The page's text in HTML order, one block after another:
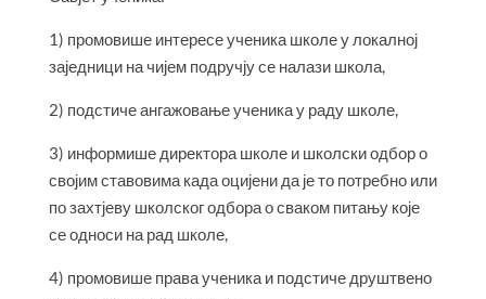
1) промовише интересе ученика школе у локалној
заједници на чијем подручју се налази школа,
2) подстиче ангажовање ученика у раду школе,
3) информише директора школе и школски одбор о
својим ставовима када оцијени да је то потребно или
по захтјеву школског одбора о сваком питању које
се односи на рад школе,
4) промовише права ученика и подстиче друштвено